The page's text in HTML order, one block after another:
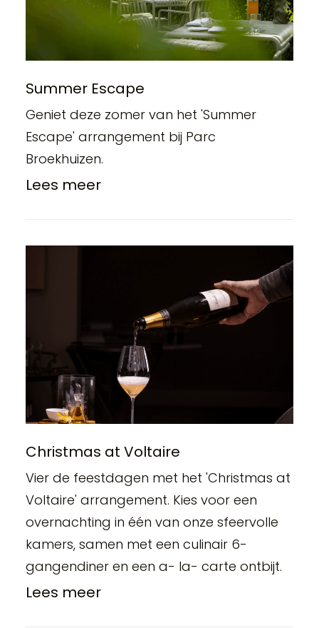
Summer Escape
Geniet deze zomer van het 'Summer
Escape' arrangement bij Parc
Broekhuizen.
Lees meer
Christmas at Voltaire
Vier de feestdagen met het 'Christmas at
Voltaire' arrangement. Kies voor een
overnachting in één van onze sfeervolle
kamers, samen met een culinair 6-
gangendiner en een a- la- carte ontbijt.
Lees meer